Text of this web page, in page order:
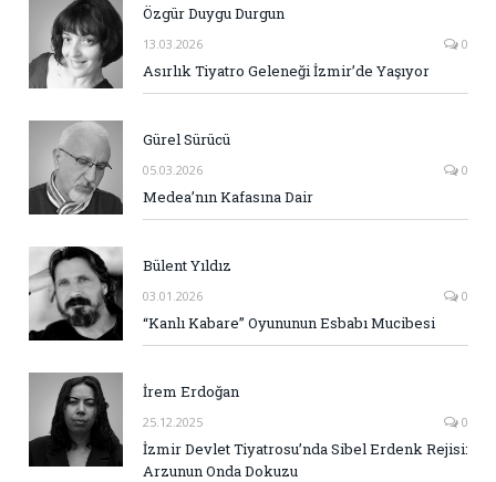
Özgür Duygu Durgun
13.03.2026 0
Asırlık Tiyatro Geleneği İzmir’de Yaşıyor
Gürel Sürücü
05.03.2026 0
Medea’nın Kafasına Dair
Bülent Yıldız
03.01.2026 0
“Kanlı Kabare” Oyununun Esbabı Mucibesi
İrem Erdoğan
25.12.2025 0
İzmir Devlet Tiyatrosu’nda Sibel Erdenk Rejisi:
Arzunun Onda Dokuzu